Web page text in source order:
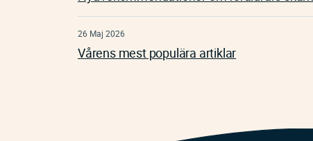
26 Maj 2026
Vårens mest populära artiklar